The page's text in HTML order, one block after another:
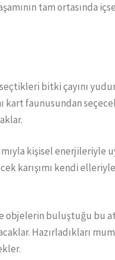
tam ortasında
bitki çayını
kart faunusundan
kişisel enerjileriyle
karışımı kendi elleriyle
objelerin buluştuğu bu
Hazırladıkları